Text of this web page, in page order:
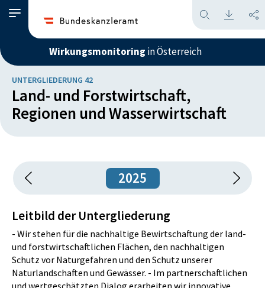
Wirkungsmonitoring in Österreich
UNTERGLIEDERUNG 42
Land- und Forstwirtschaft,
Regionen und Wasserwirtschaft
2025
Leitbild der Untergliederung
- Wir stehen für die nachhaltige Bewirtschaftung der land-
und forstwirtschaftlichen Flächen, den nachhaltigen
Schutz vor Naturgefahren und den Schutz unserer
Naturlandschaften und Gewässer. - Im partnerschaftlichen